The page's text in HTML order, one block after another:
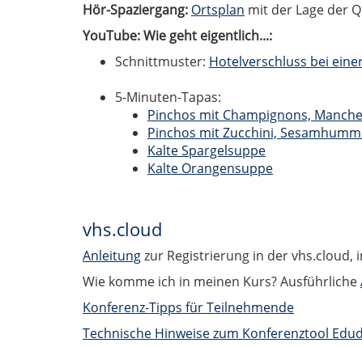
Hör-Spaziergang: Ortsplan mit der Lage der
YouTube: Wie geht eigentlich...:
Schnittmuster: Hotelverschluss bei
5-Minuten-Tapas:
Pinchos mit Champignons,
Pinchos mit Zucchini,
Kalte Spargelsuppe
Kalte Orangensuppe
vhs.cloud
Anleitungzur Registrierung in der vhs.cloud,
Wie komme ich in meinen Kurs? Ausführliche
Konferenz-Tipps für Teilnehmende
Technische Hinweise zum Konferenztool